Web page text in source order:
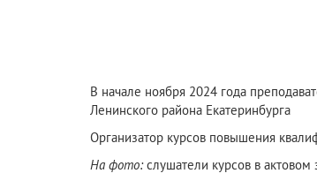
В начале ноября 2024 года
Ленинского района Екатеринбурга
Организатор курсов повышения
На фото:слушатели курсов в актовом